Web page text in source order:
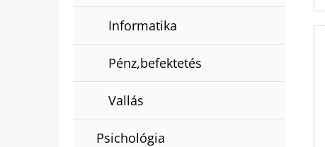
Informatika
Pénz,befektetés
Vallás
Psichológia